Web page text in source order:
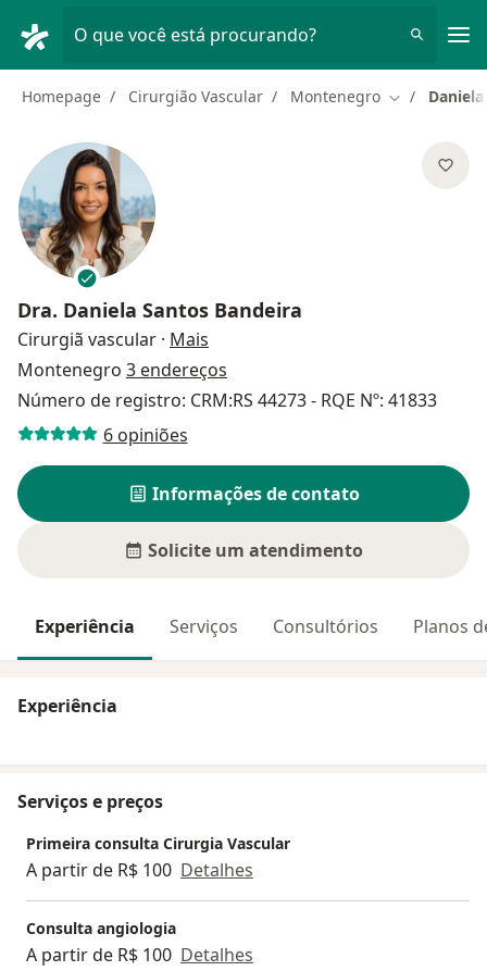
O que você está procurando?
Homepage Cirurgião Vascular Montenegro Mudar de
Dra. Daniela Santos Bandeira
Cirurgiã vascular · Mais
Montenegro 3 endereços
Número de registro: CRM:RS 44273 - RQE Nº: 41833
6 opiniões
Informações de contato
Solicite um atendimento
Experiência Serviços Consultórios Planos
Experiência
Serviços e preços
Primeira consulta Cirurgia Vascular
A partir de R$ 100 Detalhes
Consulta angiologia
A partir de R$ 100 Detalhes